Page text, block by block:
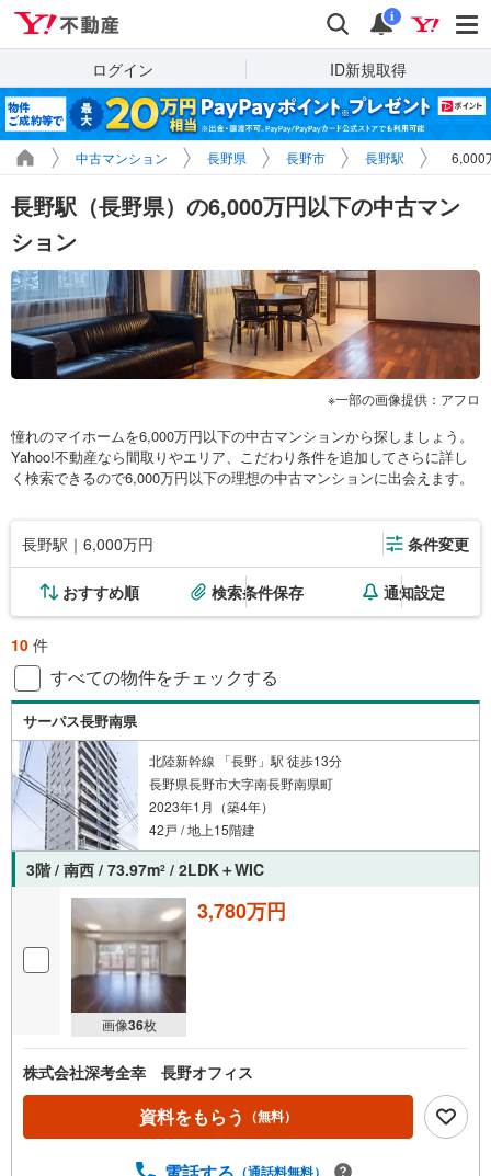
検索 通知
i
ログイン ID新規取得
中古マンション 長野県 長野市 長野駅 6,000
長野駅（長野県）の6,000万円以下の中古マン
ション
一部の画像提供：アフロ
憧れのマイホームを6,000万円以下の中古マンションから探しましょう。
Yahoo!不動産なら間取りやエリア、こだわり条件を追加してさらに詳し
く検索できるので6,000万円以下の理想の中古マンションに出会えます。
長野駅｜6,000万円 条件変更
おすすめ順 検索条件保存 通知設定
10 件
すべての物件をチェックする
サーパス長野南県
北陸新幹線 「長野」駅 徒歩13分
長野県長野市大字南長野南県町
2023年1月（築4年）
42戸 / 地上15階建
3階 / 南西 / 73.97m2 / 2LDK＋WIC
画像36枚
3,780万円
株式会社深考全幸 長野オフィス
資料をもらう （無料）
（通話料無料）